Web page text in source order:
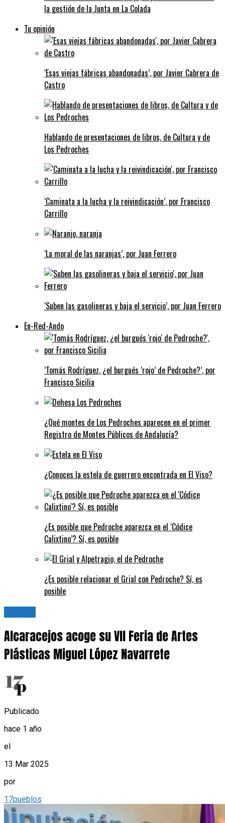
la gestión de la Junta en La Colada
Tu opinión
‘Esas viejas fábricas abandonadas’, por Javier Cabrera de
Castro
Hablando de presentaciones de libros, de Cultura y de
Los Pedroches
‘Caminata a la lucha y la reivindicación’, por Francisco
Carrillo
‘La moral de las naranjas’, por Juan Ferrero
‘Suben las gasolineras y baja el servicio’, por Juan Ferrero
En-Red-Ando
‘Tomás Rodríguez, ¿el burgués ‘rojo’ de Pedroche?’, por
Francisco Sicilia
¿Qué montes de Los Pedroches aparecen en el primer
Registro de Montes Públicos de Andalucía?
¿Conoces la estela de guerrero encontrada en El Viso?
¿Es posible que Pedroche aparezca en el ‘Códice
Calixtino’? Sí, es posible
¿Es posible relacionar el Grial con Pedroche? Sí, es
posible
Alcaracejos acoge su VII Feria de Artes
Plásticas Miguel López Navarrete
Publicado
hace 1 año
el
13 Mar 2025
por
17pueblos